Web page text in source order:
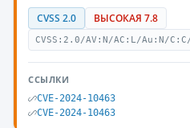
CVSS 2.0 ВЫСОКАЯ 7.8
CVSS:2.0/AV:N/AC:L/Au:N/
ССЫЛКИ
CVE-2024-10463
CVE-2024-10463